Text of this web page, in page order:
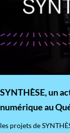
SYNTHÈSE, un
numérique au
les projets de